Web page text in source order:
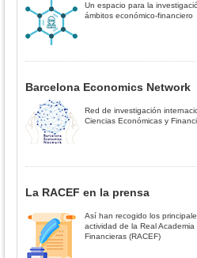
Un espacio para la
ámbitos económico-financiero
Barcelona Economics Network
Red de investigación
Ciencias Económicas y
La RACEF en la prensa
Así han recogido los
actividad de la Real
Financieras (RACEF)